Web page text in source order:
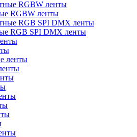
RGBW ленты
RGB SPI DMX ленты